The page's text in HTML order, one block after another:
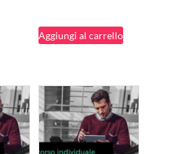
€67,00
più
Le
opzioni
possono
è:
Aggiungi al carrello